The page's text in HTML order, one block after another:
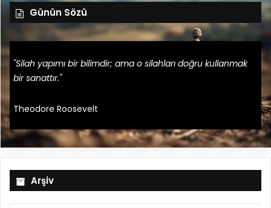
Günün Sözü
"Silah yapımı bir bilimdir; ama o silahları doğru kullanmak
bir sanattır."
Theodore Roosevelt
Arşiv